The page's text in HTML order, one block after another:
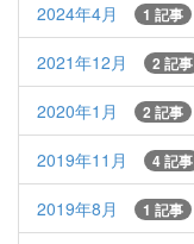
2024年4月 1 記事
2021年12月 2 記事
2020年1月 2 記事
2019年11月 4 記事
2019年8月 1 記事